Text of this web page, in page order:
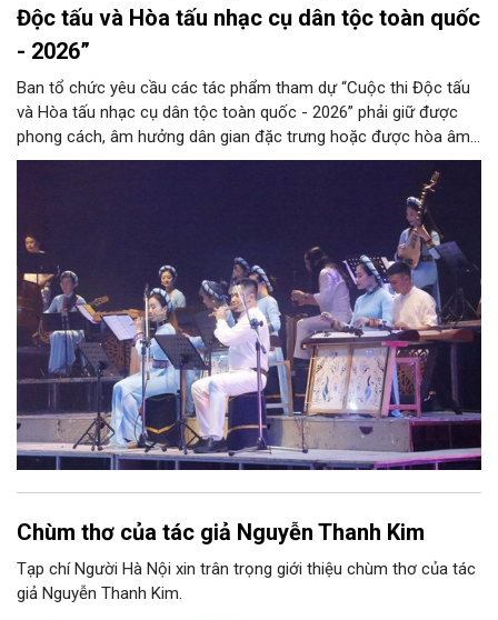
Độc tấu và Hòa tấu nhạc cụ dân tộc toàn quốc
- 2026”
Ban tổ chức yêu cầu các tác phẩm tham dự “Cuộc thi Độc tấu
và Hòa tấu nhạc cụ dân tộc toàn quốc - 2026” phải giữ được
phong cách, âm hưởng dân gian đặc trưng hoặc được hòa âm,
phối khí mới trên nền tảng làn điệu âm nhạc truyền thống Việt
Nam, đồng thời phải được trình diễn trực tiếp bằng nhạc cụ dân
Chùm thơ của tác giả Nguyễn Thanh Kim
Tạp chí Người Hà Nội xin trân trọng giới thiệu chùm thơ của tác
giả Nguyễn Thanh Kim.